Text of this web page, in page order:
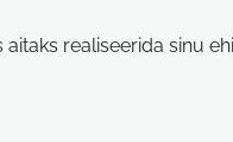
realiseerida sinu